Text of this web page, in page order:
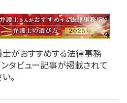
士がおすすめする法律事務
ンタビュー記事が掲載されて
。